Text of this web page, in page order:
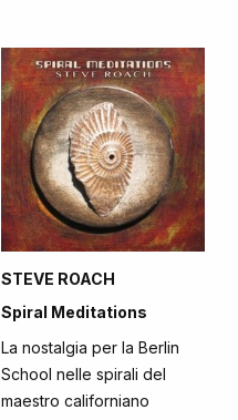
STEVE ROACH
Spiral Meditations
La nostalgia per la Berlin
School nelle spirali del
maestro californiano